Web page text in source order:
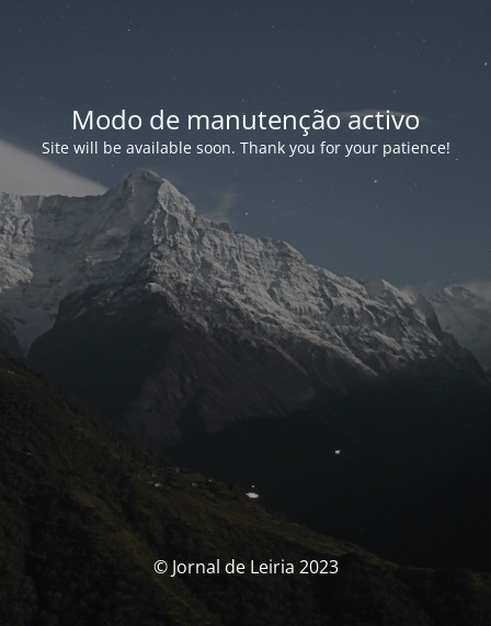
Modo de manutenção activo
Site will be available soon. Thank you for your patience!
© Jornal de Leiria 2023